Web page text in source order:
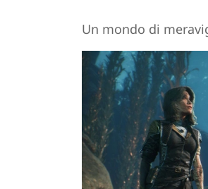
Un mondo di